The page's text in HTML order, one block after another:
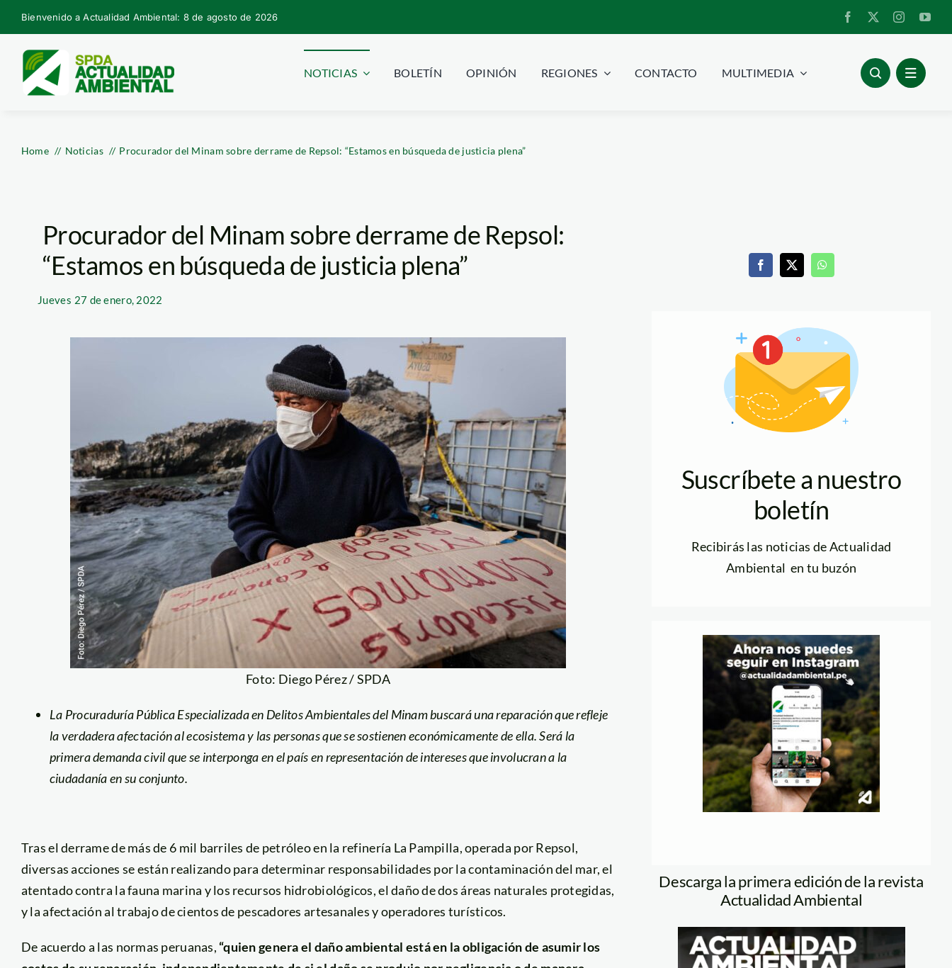
Skip
to
content
Bienvenido a Actualidad Ambiental: 8 de agosto de 2026
NOTICIAS BOLETÍN OPINIÓN REGIONES CONTACTO MULTIMEDIA
Home Noticias Procurador del Minam sobre derrame de Repsol: “Estamos en búsqueda de justicia plena”
Procurador del Minam sobre derrame de Repsol:
“Estamos en búsqueda de justicia plena”
Jueves 27 de enero, 2022
Foto: Diego Pérez / SPDA
La Procuraduría Pública Especializada en Delitos Ambientales del Minam buscará una reparación que refleje
la verdadera afectación al ecosistema y las personas que se sostienen económicamente de ella.Será la
primera demanda civil que se interponga en el país en representación deintereses que involucran a la
ciudadanía en su conjunto.
Tras el derrame de más de 6 mil barriles de petróleo en la refinería La Pampilla, operada por Repsol,
diversas acciones se están realizando para determinar responsabilidades por la contaminación del mar, el
atentado contra la fauna marina y los recursos hidrobiológicos, el daño de dos áreas naturales protegidas,
y la afectación al trabajo de cientos de pescadores artesanales y operadores turísticos.
De acuerdo a las normas peruanas, “quien genera el daño ambiental está en la obligación de asumir los
Suscríbete a nuestro
boletín
Recibirás las noticias de Actualidad
Ambiental en tu buzón
Descarga la primera edición de la revista
Actualidad Ambiental